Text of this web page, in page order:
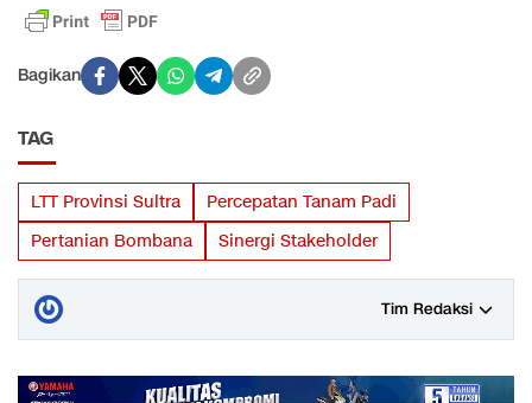
Bagikan
TAG
LTT Provinsi Sultra
Percepatan Tanam Padi
Pertanian Bombana
Sinergi Stakeholder
Tim Redaksi